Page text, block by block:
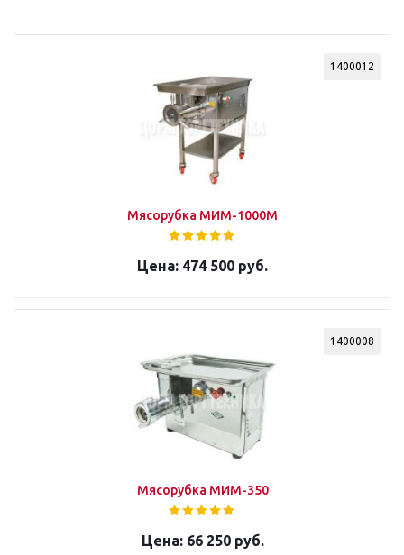
1400012
Мясорубка МИМ-1000М
474 500 руб.
1400008
Мясорубка МИМ-350
66 250 руб.